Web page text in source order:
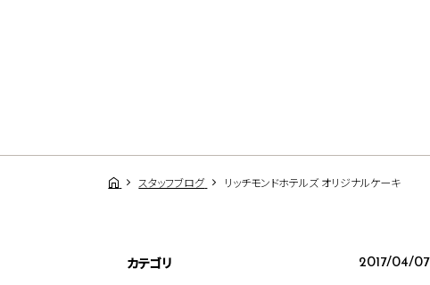
スタッフブログ リッチモンドホテルズ オリジナルケーキ
2017/04/07
カテゴリ